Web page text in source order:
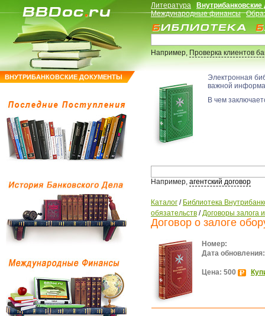
ВНУТРИБАНКОВСКИЕ ДОКУМЕНТЫ
Литература
Международные финансы
Например,Проверка клиентов
Электронная
важной
В чем
Например, агентский договор
Каталог / Библиотека
обязательств /Договоры залога
Договор о залоге
Номер:
Дата обновления:
Цена: 500